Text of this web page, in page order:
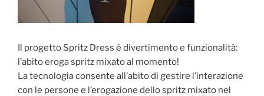
Il progetto Spritz Dress è divertimento e funzionalità:
l’abito eroga spritz mixato al momento!
La tecnologia consente all’abito di gestire l’interazione
con le persone e l’erogazione dello spritz mixato nel